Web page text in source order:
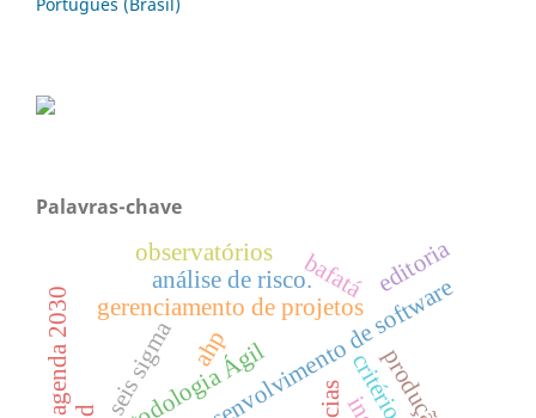
Palavras-chave
gerenciamento de projetos
metodologia Ágil
desenvolvimento de software
ahp
bafatá
critérios
análise de risco.
seis sigma
editoria
observatórios
agenda 2030